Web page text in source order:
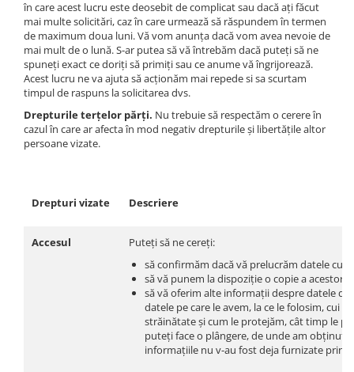
în care acest lucru este deosebit de complicat sau dacă ați făcut
mai multe solicitări, caz în care urmează să răspundem în termen
de maximum doua luni. Vă vom anunța dacă vom avea nevoie de
mai mult de o lună. S-ar putea să vă întrebăm dacă puteți să ne
spuneți exact ce doriți să primiți sau ce anume vă îngrijorează.
Acest lucru ne va ajuta să acționăm mai repede si sa scurtam
timpul de raspuns la solicitarea dvs.
Drepturile terțelor părți. Nu trebuie să respectăm o cerere în
cazul în care ar afecta în mod negativ drepturile și libertățile altor
persoane vizate.
Drepturi vizate Descriere
Accesul
Puteți să ne cereți:
să confirmăm dacă vă prelucrăm datele cu
să vă punem la dispoziție o copie a acestor
să vă oferim alte informații despre datele
datele pe care le avem, la ce le folosim, cui i
străinătate și cum le protejăm, cât timp le
puteți face o plângere, de unde am obținut
informațiile nu v-au fost deja furnizate prin